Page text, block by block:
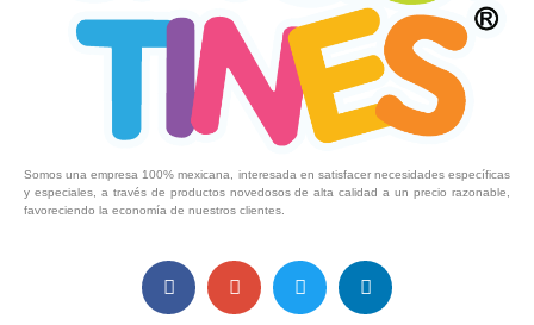
Somos una empresa 100% mexicana, interesada en satisfacer necesidades específicas
y especiales, a través de productos novedosos de alta calidad a un precio razonable,
favoreciendo la economía de nuestros clientes.